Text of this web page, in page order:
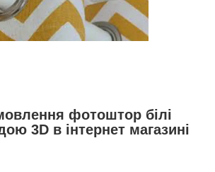
фотоштор білі
3D в інтернет магазині